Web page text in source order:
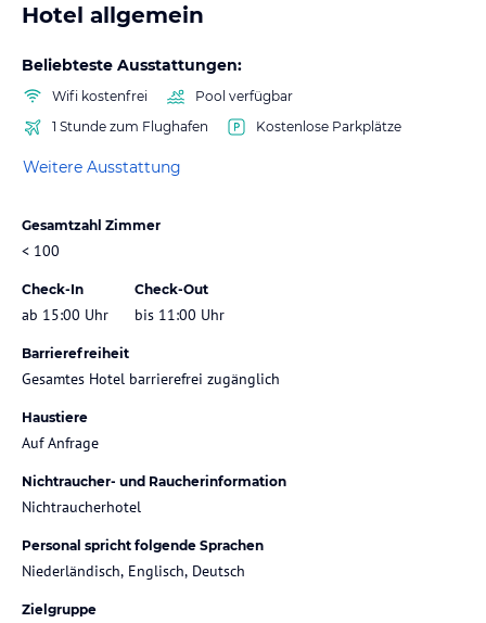
Hotel allgemein
Beliebteste Ausstattungen:
Wifi kostenfrei
Pool verfügbar
1 Stunde zum Flughafen
Kostenlose Parkplätze
Weitere Ausstattung
Gesamtzahl Zimmer
< 100
Check-In
ab 15:00 Uhr
Check-Out
bis 11:00 Uhr
Barrierefreiheit
Gesamtes Hotel barrierefrei zugänglich
Haustiere
Auf Anfrage
Nichtraucher- und Raucherinformation
Nichtraucherhotel
Personal spricht folgende Sprachen
Niederländisch, Englisch, Deutsch
Zielgruppe